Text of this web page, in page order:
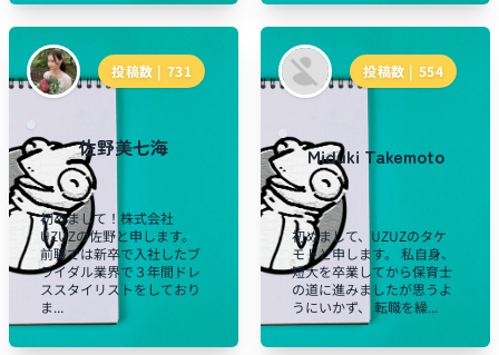
投稿数 | 731
佐野美七海
初めまして！株式会社
UZUZの佐野と申します。
前職では新卒で入社したブ
ライダル業界で３年間ドレ
ススタイリストをしており
ま...
投稿数 | 554
Miduki Takemoto
初めまして、UZUZのタケ
モトと申します。 私自身、
短大を卒業してから保育士
の道に進みましたが思うよ
うにいかず、 転職を繰...